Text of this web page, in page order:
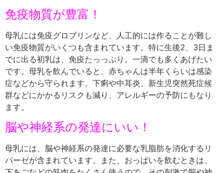
免疫物質が豊富！
母乳には免疫グロブリンなど、人工的には作ることが難し
い免疫物質がいくつも含まれています。特に生後2、3日ま
でに出る初乳は、免疫たっっぷり。一滴でも多くあげたい
です。母乳を飲んでいると、赤ちゃんは半年くらいは感染
症などから守られます。下痢や中耳炎、新生児突然死症候
群などにかかるリスクも減り、アレルギーの予防にもなり
ます。
脳や神経系の発達にいい！
母乳には、脳や神経系の発達に必要な乳脂肪を消化するリ
パーゼが含まれています。また、おっぱいを飲むときは、